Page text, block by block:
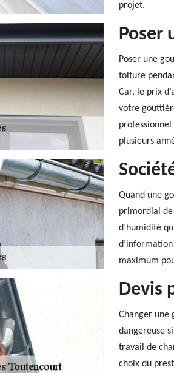
projet.
Poser
Poser une
toiture
Car, le prix
votre
plusieurs
Quand une
primordial de
d’humidité
maximum
Devis
Changer une
dangereuse
travail de
choix du